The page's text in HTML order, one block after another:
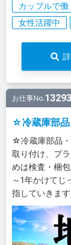
カップルで働
女性活躍中
お仕事No.
☆冷蔵庫部
☆冷蔵庫部品
取り付け、プ
めは検査・梱
～1年かけてじ
指していきます